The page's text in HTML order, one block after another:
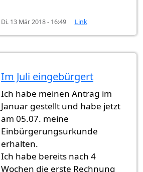
Di. 13 Mär 2018 - 16:49 Link
Im Juli eingebürgert
Ich habe meinen Antrag im
Januar gestellt und habe jetzt
am 05.07. meine
Einbürgerungsurkunde
erhalten.
Ich habe bereits nach 4
Wochen die erste Rechnung